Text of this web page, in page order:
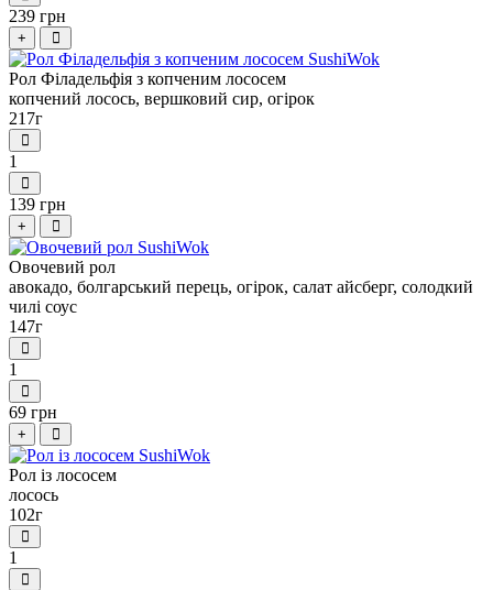
239 грн
+
Рол Філадельфія з копченим лососем
копчений лосось, вершковий сир, огірок
217г
1
139 грн
+
Овочевий рол
авокадо, болгарський перець, огірок, салат айсберг, солодкий
чилі соус
147г
1
69 грн
+
Рол із лососем
лосось
102г
1